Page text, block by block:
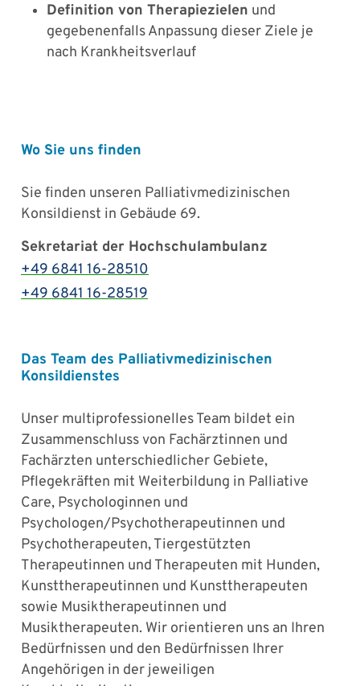
Definition von Therapiezielen und
gegebenenfalls Anpassung dieser Ziele je
nach Krankheitsverlauf
Wo Sie uns finden
Sie finden unseren Palliativmedizinischen
Konsildienst in Gebäude 69.
Sekretariat der Hochschulambulanz
+49 6841 16-28510
+49 6841 16-28519
Das Team des Palliativmedizinischen
Konsildienstes
Unser multiprofessionelles Team bildet ein
Zusammenschluss von Fachärztinnen und
Fachärzten unterschiedlicher Gebiete,
Pflegekräften mit Weiterbildung in Palliative
Care, Psychologinnen und
Psychologen/Psychotherapeutinnen und
Psychotherapeuten, Tiergestützten
Therapeutinnen und Therapeuten mit Hunden,
Kunsttherapeutinnen und Kunsttherapeuten
sowie Musiktherapeutinnen und
Musiktherapeuten. Wir orientieren uns an Ihren
Bedürfnissen und den Bedürfnissen Ihrer
Angehörigen in der jeweiligen